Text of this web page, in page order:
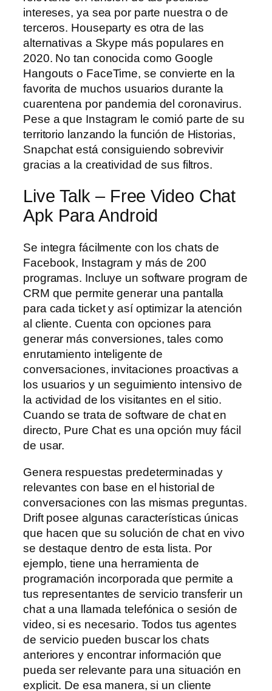
intereses, ya sea por parte nuestra o de
terceros. Houseparty es otra de las
alternativas a Skype más populares en
2020. No tan conocida como Google
Hangouts o FaceTime, se convierte en la
favorita de muchos usuarios durante la
cuarentena por pandemia del coronavirus.
Pese a que Instagram le comió parte de su
territorio lanzando la función de Historias,
Snapchat está consiguiendo sobrevivir
gracias a la creatividad de sus filtros.
Live Talk – Free Video Chat
Apk Para Android
Se integra fácilmente con los chats de
Facebook, Instagram y más de 200
programas. Incluye un software program de
CRM que permite generar una pantalla
para cada ticket y así optimizar la atención
al cliente. Cuenta con opciones para
generar más conversiones, tales como
enrutamiento inteligente de
conversaciones, invitaciones proactivas a
los usuarios y un seguimiento intensivo de
la actividad de los visitantes en el sitio.
Cuando se trata de software de chat en
directo, Pure Chat es una opción muy fácil
de usar.
Genera respuestas predeterminadas y
relevantes con base en el historial de
conversaciones con las mismas preguntas.
Drift posee algunas características únicas
que hacen que su solución de chat en vivo
se destaque dentro de esta lista. Por
ejemplo, tiene una herramienta de
programación incorporada que permite a
tus representantes de servicio transferir un
chat a una llamada telefónica o sesión de
video, si es necesario. Todos tus agentes
de servicio pueden buscar los chats
anteriores y encontrar información que
pueda ser relevante para una situación en
explicit. De esa manera, si un cliente